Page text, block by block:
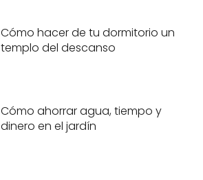
Cómo hacer de tu dormitorio un
templo del descanso
Cómo ahorrar agua, tiempo y
dinero en el jardín